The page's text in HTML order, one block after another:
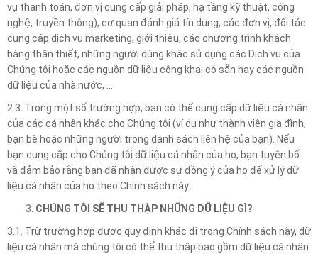
vụ thanh toán, đơn vị cung cấp giải pháp, hạ tầng kỹ thuật, công
nghệ, truyền thông), cơ quan đánh giá tín dụng, các đơn vị, đối tác
cung cấp dịch vụ marketing, giới thiệu, các chương trình khách
hàng thân thiết, những người dùng khác sử dụng các Dịch vụ của
Chúng tôi hoặc các nguồn dữ liệu công khai có sẵn hay các nguồn
dữ liệu của nhà nước, …
2.3. Trong một số trường hợp, bạn có thể cung cấp dữ liệu cá nhân
của các cá nhân khác cho Chúng tôi (ví dụ như thành viên gia đình,
bạn bè hoặc những người trong danh sách liên hệ của bạn). Nếu
bạn cung cấp cho Chúng tôi dữ liệu cá nhân của họ, bạn tuyên bố
và đảm bảo rằng bạn đã nhận được sự đồng ý của họ để xử lý dữ
liệu cá nhân của họ theo Chính sách này.
CHÚNG TÔI SẼ THU THẬP NHỮNG DỮ LIỆU GÌ?
3.1. Trừ trường hợp được quy định khác đi trong Chính sách này, dữ
liệu cá nhân mà chúng tôi có thể thu thập bao gồm dữ liệu cá nhân